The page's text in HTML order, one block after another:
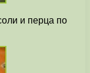
и перца по